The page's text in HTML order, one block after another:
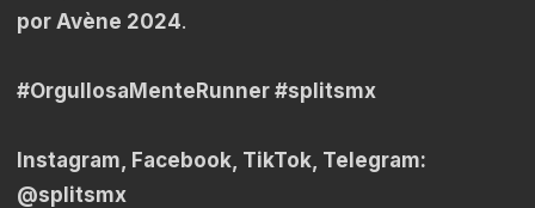
por Avène 2024.
#OrgullosaMenteRunner #splitsmx
Instagram, Facebook, TikTok, Telegram:
@splitsmx